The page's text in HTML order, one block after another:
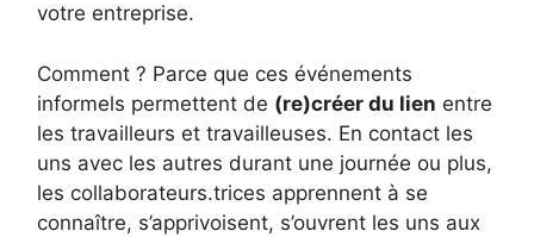
votre entreprise.
Comment ? Parce que ces événements
informels permettent de (re)créer du lien entre
les travailleurs et travailleuses. En contact les
uns avec les autres durant une journée ou plus,
les collaborateurs.trices apprennent à se
connaître, s’apprivoisent, s’ouvrent les uns aux